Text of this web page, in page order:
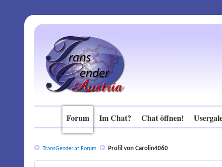
Forum Im Chat? Chat öffnen!
TransGender.at Forum Profil von Carolin4060